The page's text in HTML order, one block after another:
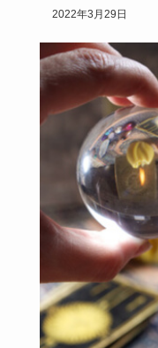
るかご存知ですか？
2022年3月29日